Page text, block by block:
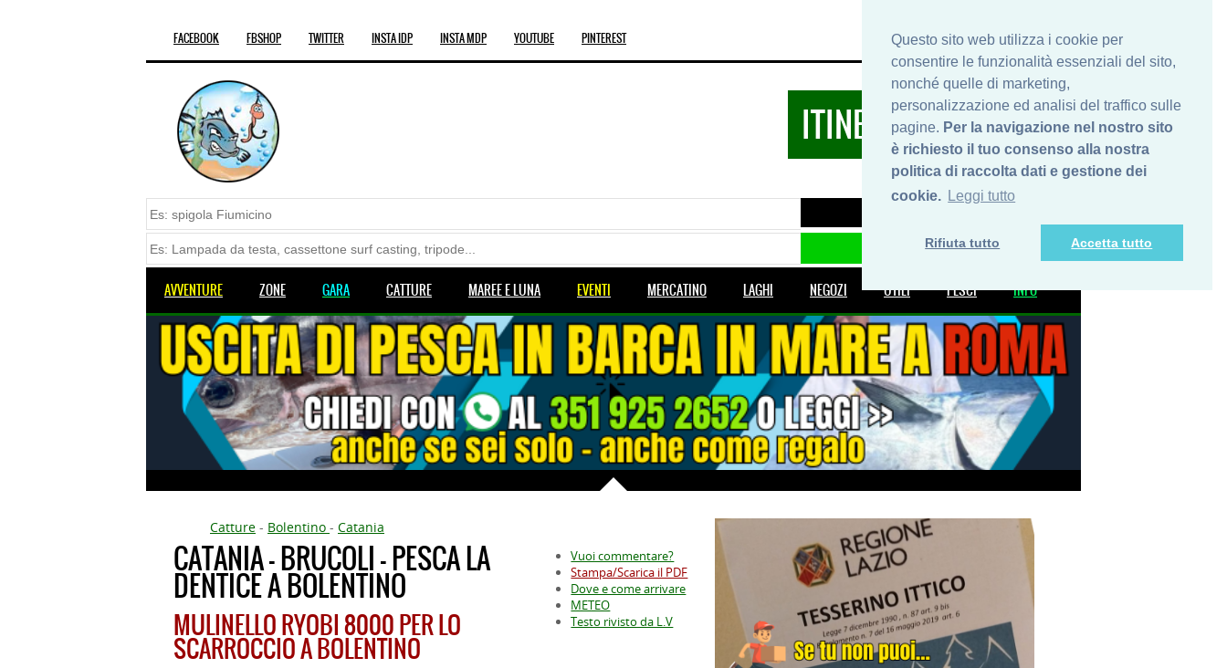
Questo sito web utilizza i cookie per
consentire le funzionalità essenziali del sito,
nonché quelle di marketing,
personalizzazione ed analisi del traffico sulle
pagine. Per la navigazione nel nostro sito
è richiesto il tuo consenso alla nostra
politica di raccolta dati e gestione dei
cookie. Leggi tutto
Rifiuta tutto Accetta tutto
FACEBOOK FBSHOP TWITTER INSTA IDP INSTA MDP YOUTUBE PINTEREST PRIVACY
SHOP
INFO
ITINERARIDIPESCA.IT
AVVENTURE ZONE GARA CATTURE MAREE E LUNA EVENTI MERCATINO LAGHI NEGOZI UTILI PESCI INFO
Catture - Bolentino - Catania
Vuoi commentare?
Stampa/Scarica il PDF
Dove e come arrivare
METEO
Testo rivisto da L.V
CATANIA - BRUCOLI - PESCA LA
DENTICE A BOLENTINO
MULINELLO RYOBI 8000 PER LO
SCARROCCIO A BOLENTINO